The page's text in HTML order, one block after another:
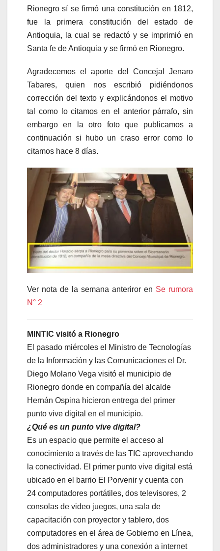
Rionegro sí se firmó una constitución en 1812,
fue la primera constitución del estado de
Antioquia, la cual se redactó y se imprimió en
Santa fe de Antioquia y se firmó en Rionegro.
Agradecemos el aporte del Concejal Jenaro
Tabares, quien nos escribió pidiéndonos
corrección del texto y explicándonos el motivo
tal como lo citamos en el anterior párrafo, sin
embargo en la otro foto que publicamos a
continuación si hubo un craso error como lo
citamos hace 8 días.
Ver nota de la semana anteriror en Se rumora
N° 2
MINTIC visitó a Rionegro
El pasado miércoles el Ministro de Tecnologías
de la Información y las Comunicaciones el Dr.
Diego Molano Vega visitó el municipio de
Rionegro donde en compañía del alcalde
Hernán Ospina hicieron entrega del primer
punto vive digital en el municipio.
¿Qué es un punto vive digital?
Es un espacio que permite el acceso al
conocimiento a través de las TIC aprovechando
la conectividad. El primer punto vive digital está
ubicado en el barrio El Porvenir y cuenta con
24 computadores portátiles, dos televisores, 2
consolas de video juegos, una sala de
capacitación con proyector y tablero, dos
computadores en el área de Gobierno en Línea,
dos administradores y una conexión a internet